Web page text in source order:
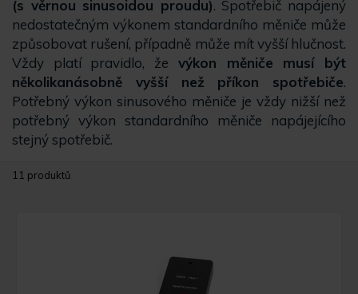
(s věrnou sinusoidou proudu). Spotřebič napájený
nedostatečným výkonem standardního měniče může
způsobovat rušení, případně může mít vyšší hlučnost.
Vždy platí pravidlo, že výkon měniče musí být
několikanásobně vyšší než příkon spotřebiče.
Potřebný výkon sinusového měniče je vždy nižší než
potřebný výkon standardního měniče napájejícího
stejný spotřebič.
11 produktů